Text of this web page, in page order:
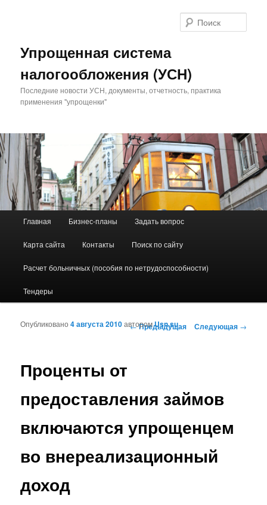
Упрощенная система
налогообложения (УСН)
Последние новости УСН, документы, отчетность, практика
применения "упрощенки"
Перейти к основному содержимому
Перейти к дополнительному содержимому
Главная Бизнес-планы Задать вопрос
Карта сайта Контакты Поиск по сайту
Расчет больничных (пособия по нетрудоспособности)
Тендеры
Навигация по записям
←Предыдущая Следующая →
Проценты от
предоставления займов
включаются упрощенцем
во внереализационный
доход
Опубликовано4 августа 2010авторомUsn.su